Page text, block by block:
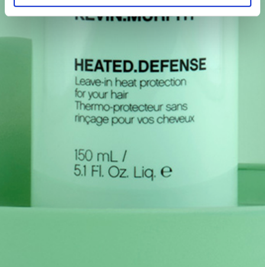
Obtenga más información sobre cómo se procesan sus
en cualquier momento en la Declaración de cookies.
Las cookies de este sitio web se usan para personalizar el
contenido y los anuncios, ofrecer funciones de redes sociales
y analizar el tráfico. Además, compartimos información sobre
sociales, publicidad y análisis web, quienes pueden
combinarla con otra información que les haya proporcionado
o que hayan recopilado a partir del uso que haya hecho de